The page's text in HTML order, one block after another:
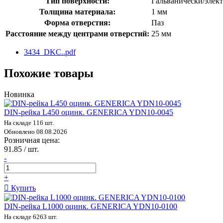
Толщина материала:
1 мм
Форма отверстия:
Паз
Расстояние между центрами отверстий: 25 мм
3434_DKC..pdf
Похожие товары
Новинка
DIN-рейка L450 оцинк. GENERICA YDN10-0045
На складе 116 шт.
Обновлено 08.08.2026
Розничная цена:
91.85 / шт.
-
+
Купить
DIN-рейка L1000 оцинк. GENERICA YDN10-0100
На складе 6263 шт.